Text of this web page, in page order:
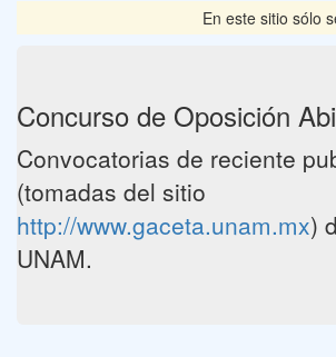
En este sitio sólo
Concurso de Oposición
Convocatorias de reciente
(tomadas del sitio
http://www.gaceta.unam.mx)
UNAM.